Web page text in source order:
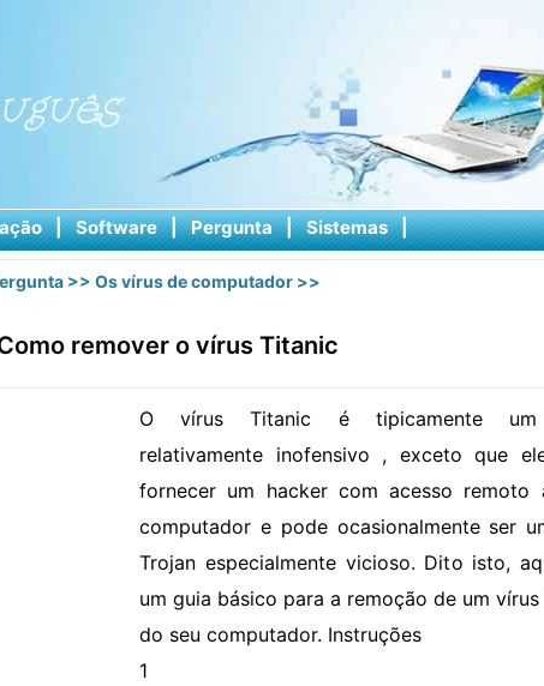
| Software | Pergunta | Sistemas |
>> Os vírus de computador >>
remover o vírus Titanic
O vírus Titanic é tipicamente
relativamente inofensivo , exceto que
fornecer um hacker com acesso remoto
computador e pode ocasionalmente ser
Trojan especialmente vicioso. Dito isto,
um guia básico para a remoção de um
do seu computador. Instruções
1